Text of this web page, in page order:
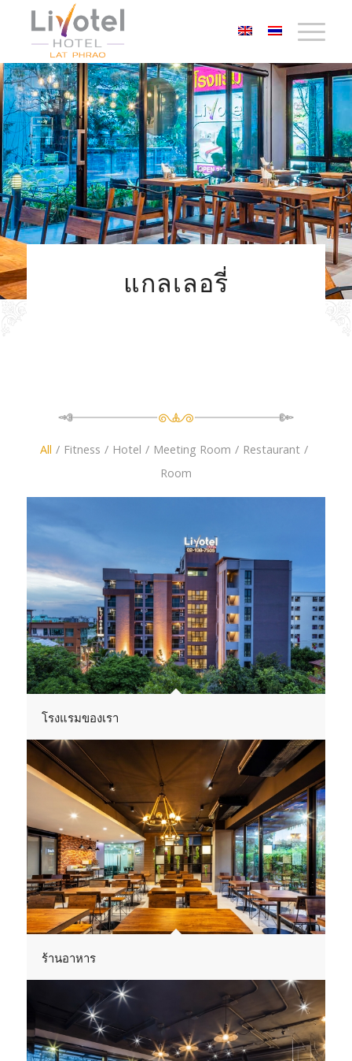
แกลเลอรี่
All / Fitness / Hotel / Meeting Room / Restaurant /
Room
โรงแรมของเรา
ร้านอาหาร